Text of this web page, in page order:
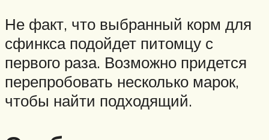
Не факт, что выбранный корм для
сфинкса подойдет питомцу с
первого раза. Возможно придется
перепробовать несколько марок,
чтобы найти подходящий.